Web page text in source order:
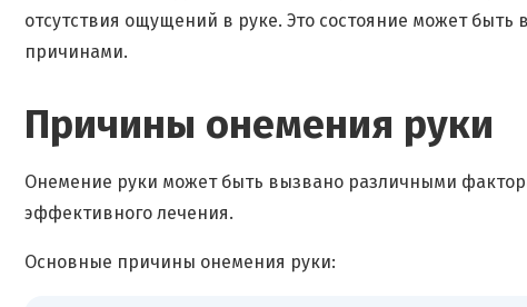
отсутствия ощущений в руке. Это состояние может
причинами.
Причины онемения руки
Онемение руки может быть вызвано различными
эффективного лечения.
Основные причины онемения руки: